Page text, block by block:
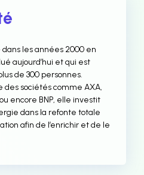
dans les années 2000 en
aujourd’hui et qui est
de 300 personnes.
des sociétés comme AXA,
encore BNP, elle investit
dans la refonte totale
afin de l’enrichir et de le